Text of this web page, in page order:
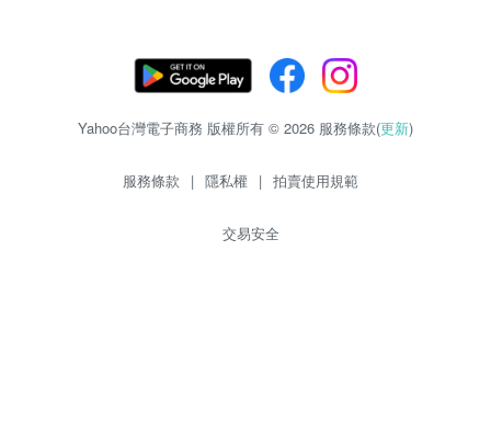
Yahoo台灣電子商務 版權所有 © 2026 服務條款(更新)
服務條款 | 隱私權 | 拍賣使用規範
交易安全